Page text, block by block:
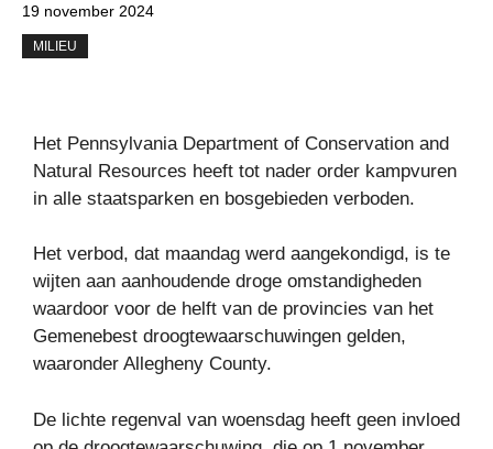
19 november 2024
MILIEU
Het Pennsylvania Department of Conservation and
Natural Resources heeft tot nader order kampvuren
in alle staatsparken en bosgebieden verboden.
Het verbod, dat maandag werd aangekondigd, is te
wijten aan aanhoudende droge omstandigheden
waardoor voor de helft van de provincies van het
Gemenebest droogtewaarschuwingen gelden,
waaronder Allegheny County.
De lichte regenval van woensdag heeft geen invloed